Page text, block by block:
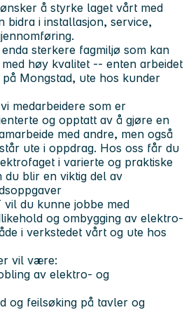
å styrke laget vårt med
bidra i installasjon, service,
sterkere fagmiljø som kan
høy kvalitet -- enten arbeidet
Mongstad, ute hos kunder
medarbeidere som er
og opptatt av å gjøre en
med andre, men også
ute i oppdrag. Hos oss får du
i varierte og praktiske
du blir en viktig del av
du kunne jobbe med
og ombygging av elektro-
i verkstedet vårt og ute hos
vil være:
av elektro- og
og feilsøking på tavler og